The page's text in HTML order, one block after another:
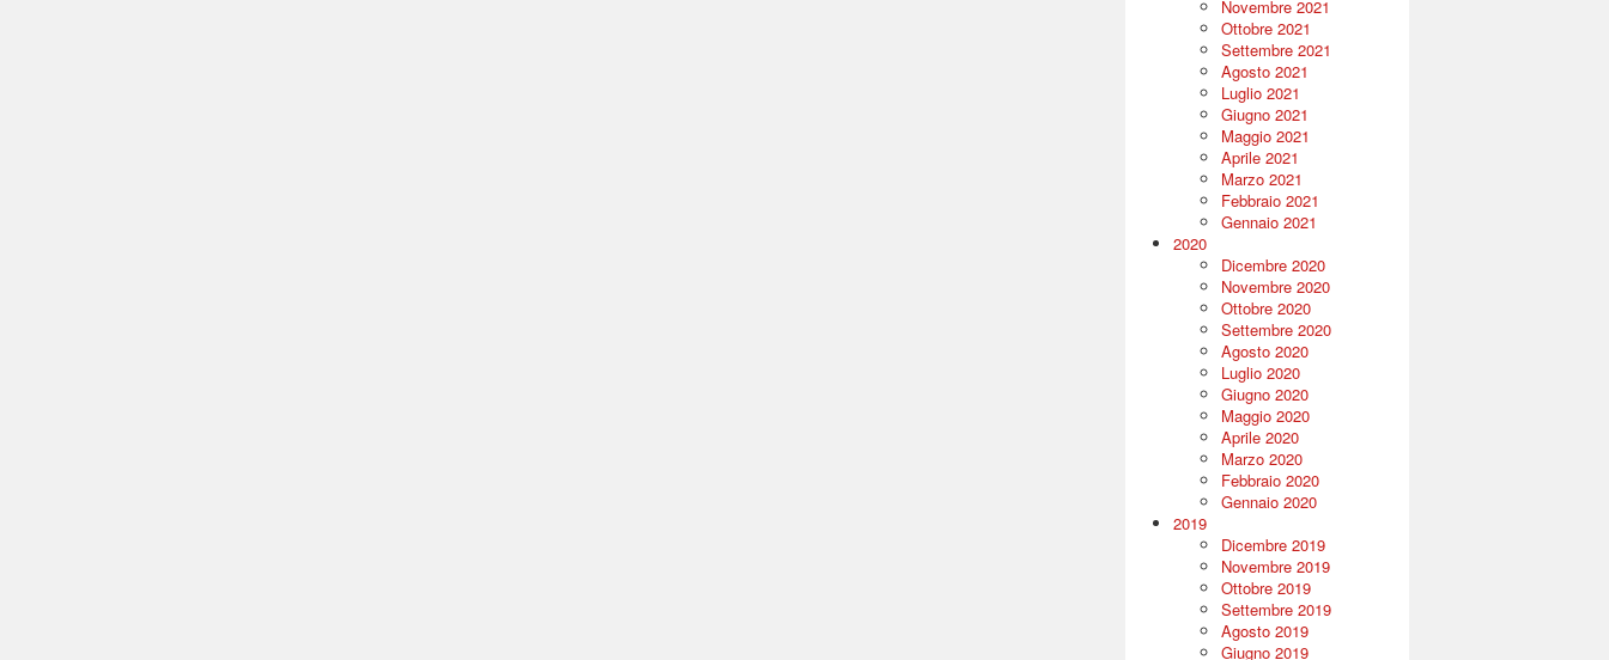
Novembre 2021
Ottobre 2021
Settembre 2021
Agosto 2021
Luglio 2021
Giugno 2021
Maggio 2021
Aprile 2021
Marzo 2021
Febbraio 2021
Gennaio 2021
2020
Dicembre 2020
Novembre 2020
Ottobre 2020
Settembre 2020
Agosto 2020
Luglio 2020
Giugno 2020
Maggio 2020
Aprile 2020
Marzo 2020
Febbraio 2020
Gennaio 2020
2019
Dicembre 2019
Novembre 2019
Ottobre 2019
Settembre 2019
Agosto 2019
Giugno 2019